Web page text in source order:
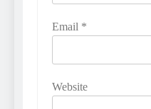
Email *
Website